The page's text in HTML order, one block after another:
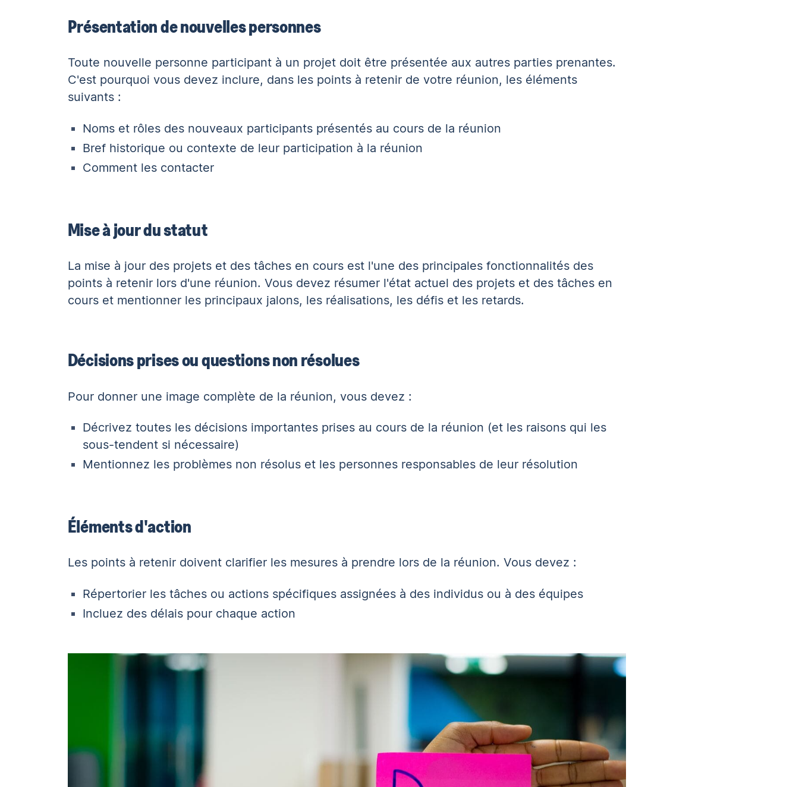
Présentation de nouvelles personnes
Toute nouvelle personne participant à un projet doit être présentée aux autres parties prenantes.
C'est pourquoi vous devez inclure, dans les points à retenir de votre réunion, les éléments
suivants :
Noms et rôles des nouveaux participants présentés au cours de la réunion
Bref historique ou contexte de leur participation à la réunion
Comment les contacter
Mise à jour du statut
La mise à jour des projets et des tâches en cours est l'une des principales fonctionnalités des
points à retenir lors d'une réunion. Vous devez résumer l'état actuel des projets et des tâches en
cours et mentionner les principaux jalons, les réalisations, les défis et les retards.
Décisions prises ou questions non résolues
Pour donner une image complète de la réunion, vous devez :
Décrivez toutes les décisions importantes prises au cours de la réunion (et les raisons qui les
sous-tendent si nécessaire)
Mentionnez les problèmes non résolus et les personnes responsables de leur résolution
Éléments d'action
Les points à retenir doivent clarifier les mesures à prendre lors de la réunion. Vous devez :
Répertorier les tâches ou actions spécifiques assignées à des individus ou à des équipes
Incluez des délais pour chaque action